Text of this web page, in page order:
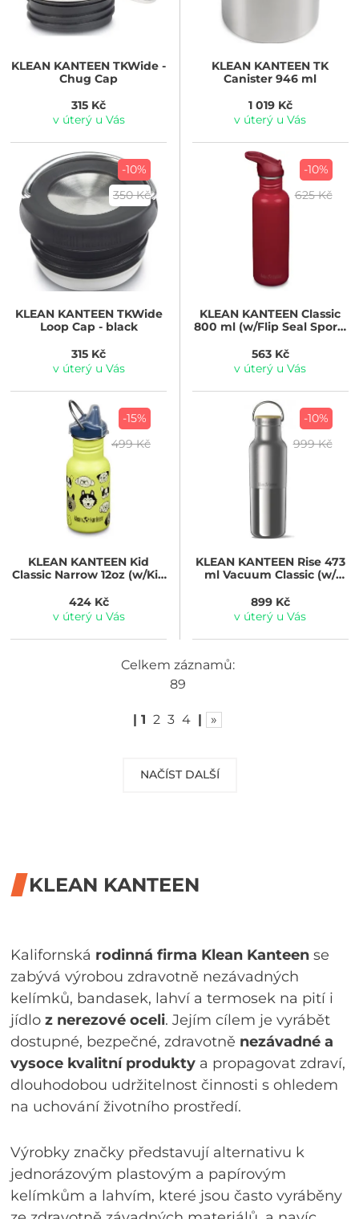
KLEAN KANTEEN TKWide -
Chug Cap
315 Kč
v úterý u Vás
KLEAN KANTEEN TK
Canister 946 ml
1 019 Kč
v úterý u Vás
-10%
350 Kč
KLEAN KANTEENTKWide
Loop Cap - black
315 Kč
v úterý u Vás
-10%
625 Kč
KLEAN KANTEEN Classic
800 ml (w/Flip Seal Sport)
563 Kč
v úterý u Vás
-15%
499 Kč
KLEAN KANTEEN Kid
Classic Narrow 12oz (w/Kid
424 Kč
v úterý u Vás
-10%
999 Kč
KLEAN KANTEENRise 473
ml Vacuum Classic (w/
Stainless
899 Kč
v úterý u Vás
NAČÍST DALŠÍ
Celkem záznamů:
89
| 1 2 3 4 | »
KLEAN KANTEEN
Kalifornská rodinná firma Klean Kanteen se
zabývá výrobou zdravotně nezávadných
kelímků, bandasek, lahví a termosek na pití i
jídloz nerezové oceli. Jejím cílem je vyrábět
dostupné, bezpečné, zdravotně nezávadné a
vysoce kvalitní produkty a propagovat zdraví,
dlouhodobou udržitelnost činnosti s ohledem
na uchování životního prostředí.
Výrobky značky představují alternativu k
jednorázovým plastovým a papírovým
kelímkům a lahvím, které jsou často vyráběny